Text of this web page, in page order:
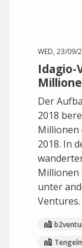
WED, 23/09/
Idagio-
Der
2018
Millionen
2018. In
Millionen
unter
Ventures.